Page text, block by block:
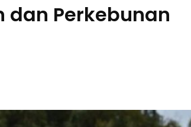
dan Perkebunan